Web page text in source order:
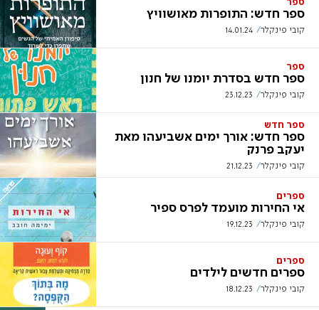
ספר
ספר חדש: התופרות מאושוויץ
קובי פינקלר 14.01.24
ספר
ספר חדש בסדרת יומנו של חנון
קובי פינקלר 23.12.23
ספר חדש
ספר חדש: אורך ימים אשביעהו מאת
יעקב פרנק
קובי פינקלר 21.12.23
ספרים
אי החירות מועמד לפרס ספיר
קובי פינקלר 19.12.23
ספרים
ספרים חדשים לילדים
קובי פינקלר 18.12.23